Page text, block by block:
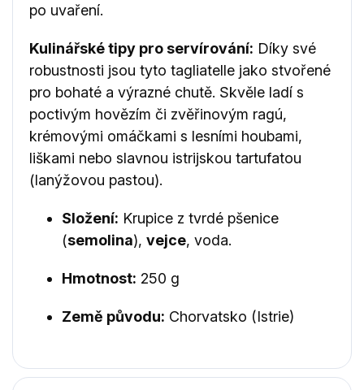
po uvaření.
Kulinářské tipy pro servírování: Díky své
robustnosti jsou tyto tagliatelle jako stvořené
pro bohaté a výrazné chutě. Skvěle ladí s
poctivým hovězím či zvěřinovým ragú,
krémovými omáčkami s lesními houbami,
liškami nebo slavnou istrijskou tartufatou
(lanýžovou pastou).
Složení: Krupice z tvrdé pšenice
(semolina), vejce, voda.
Hmotnost: 250 g
Země původu: Chorvatsko (Istrie)